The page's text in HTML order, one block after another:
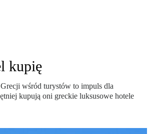
kupię
wśród turystów to impuls dla
kupują oni greckie luksusowe hotele